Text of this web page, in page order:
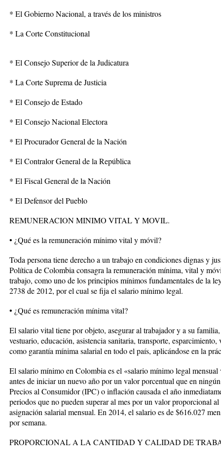
* El Gobierno Nacional, a través de los ministros
* La Corte Constitucional
* El Consejo Superior de la Judicatura
* La Corte Suprema de Justicia
* El Consejo de Estado
* El Consejo Nacional Electora
* El Procurador General de la Nación
* El Contralor General de la República
* El Fiscal General de la Nación
* El Defensor del Pueblo
REMUNERACION MINIMO VITAL Y MOVIL.
• ¿Qué es la remuneración mínimo vital y móvil?
Toda persona tiene derecho a un trabajo en condiciones dignas y
Política de Colombia consagra la remuneración mínima, vital y
trabajo, como uno de los principios mínimos fundamentales de la
2738 de 2012, por el cual se fija el salario mínimo legal.
• ¿Qué es remuneración mínima vital?
El salario vital tiene por objeto, asegurar al trabajador y a su
vestuario, educación, asistencia sanitaria, transporte,
como garantía mínima salarial en todo el país, aplicándose en la
El salario mínimo en Colombia es el «salario mínimo legal
antes de iniciar un nuevo año por un valor porcentual que en
Precios al Consumidor (IPC) o inflación causada el año
periodos que no pueden superar al mes por un valor proporcional
asignación salarial mensual. En 2014, el salario es de $616.027
por semana.
PROPORCIONAL A LA CANTIDAD Y CALIDAD DE